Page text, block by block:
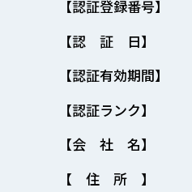
【認証登録番号】
【認 証 日】
【認証有効期間】
【認証ランク】
【会 社 名】
【 住 所 】